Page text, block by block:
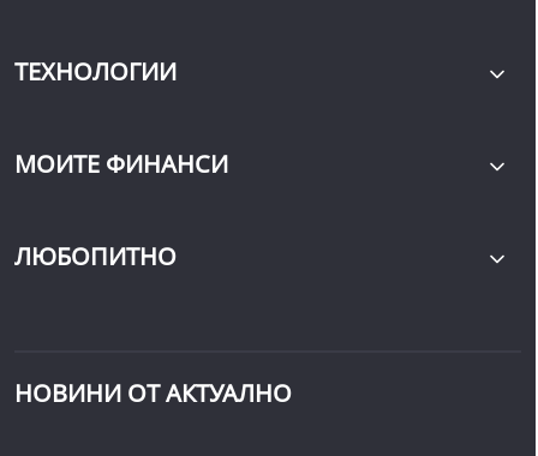
ТЕХНОЛОГИИ
МОИТЕ ФИНАНСИ
ЛЮБОПИТНО
НОВИНИ ОТ АКТУАЛНО